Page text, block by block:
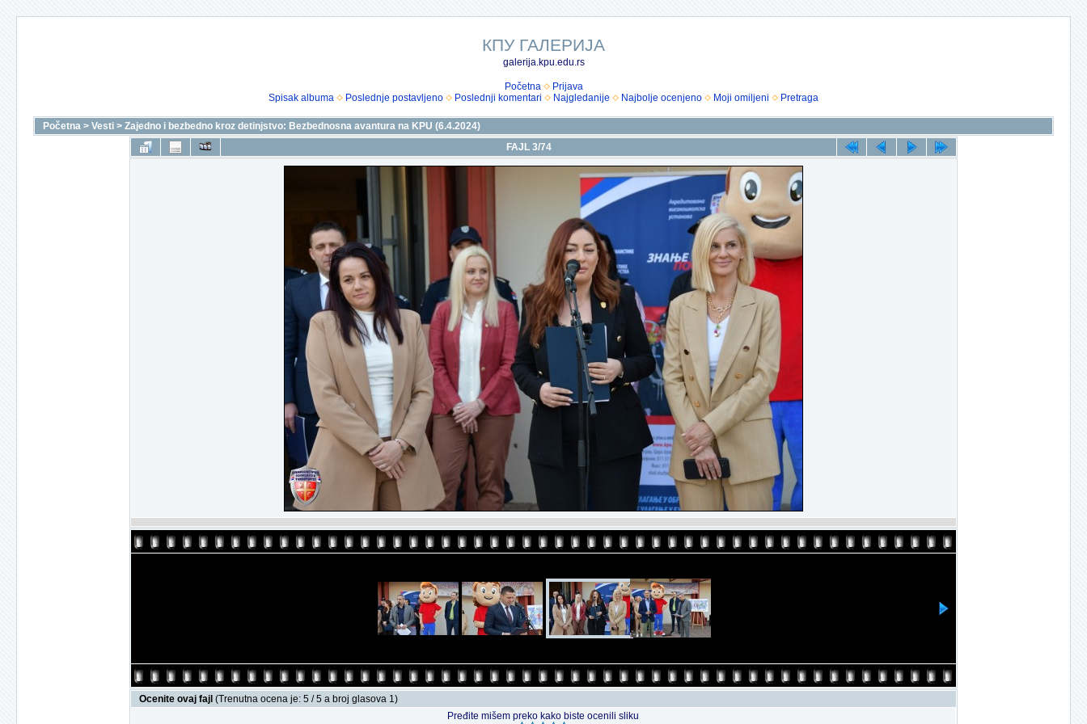
КПУ ГАЛЕРИЈА
galerija.kpu.edu.rs
Početna
Prijava
Spisak albuma
Poslednje postavljeno Poslednji komentari Najgledanije Najbolje ocenjeno Moji omiljeni Pretraga
Početna > Vesti > Zajedno i bezbedno kroz detinjstvo: Bezbednosna avantura na KPU (6.4.2024)
FAJL 3/74
Ocenite ovaj fajl (Trenutna ocena je: 5 / 5 a broj glasova 1)
Pređite mišem preko kako biste ocenili sliku